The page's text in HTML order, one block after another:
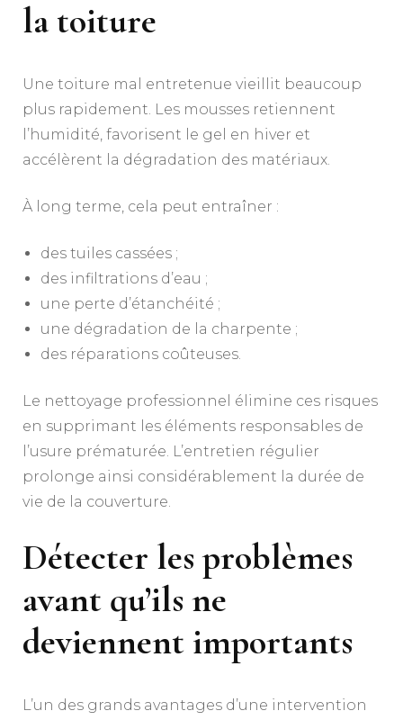
la toiture
Une toiture mal entretenue vieillit beaucoup
plus rapidement. Les mousses retiennent
l’humidité, favorisent le gel en hiver et
accélèrent la dégradation des matériaux.
À long terme, cela peut entraîner :
des tuiles cassées ;
des infiltrations d’eau ;
une perte d’étanchéité ;
une dégradation de la charpente ;
des réparations coûteuses.
Le nettoyage professionnel élimine ces risques
en supprimant les éléments responsables de
l’usure prématurée. L’entretien régulier
prolonge ainsi considérablement la durée de
vie de la couverture.
Détecter les problèmes
avant qu’ils ne
deviennent importants
L’un des grands avantages d’une intervention